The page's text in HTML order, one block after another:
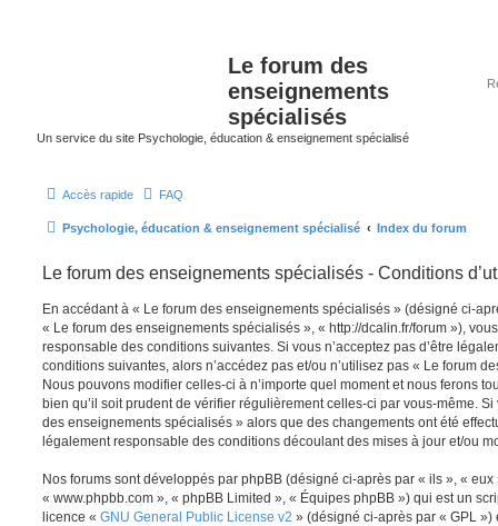
Le forum des
enseignements
spécialisés
Un service du site Psychologie, éducation & enseignement spécialisé
Accès rapide FAQ
Psychologie, éducation & enseignement spécialisé Index du forum
Le forum des enseignements spécialisés - Conditions
En accédant à « Le forum des enseignements spécialisés » (désigné ci-
« Le forum des enseignements spécialisés », « http://dcalin.fr/forum »),
responsable des conditions suivantes. Si vous n’acceptez pas d’être
conditions suivantes, alors n’accédez pas et/ou n’utilisez pas « Le forum
Nous pouvons modifier celles-ci à n’importe quel moment et nous ferons
bien qu’il soit prudent de vérifier régulièrement celles-ci par vous-même.
des enseignements spécialisés » alors que des changements ont été
légalement responsable des conditions découlant des mises à jour et/ou
Nos forums sont développés par phpBB (désigné ci-après par « ils », «
« www.phpbb.com », « phpBB Limited », « Équipes phpBB ») qui est un
licence « GNU General Public License v2 » (désigné ci-après par « GPL